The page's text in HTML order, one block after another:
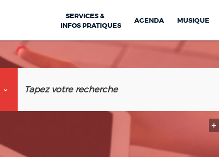
SERVICES &
INFOS PRATIQUES
AGENDA MUSIQUE